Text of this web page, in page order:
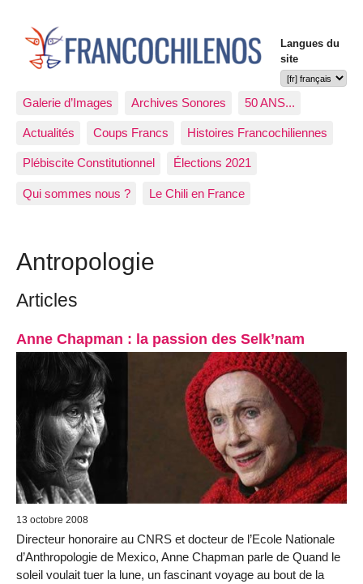
Langues du
site
Galerie d’Images Archives Sonores 50 ANS...
Actualités Coups Francs Histoires Francochiliennes
Plébiscite Constitutionnel Élections 2021
Qui sommes nous ? Le Chili en France
Antropologie
Articles
Anne Chapman : la passion des Selk’nam
13 octobre 2008
Directeur honoraire au CNRS et docteur de l’Ecole Nationale
d’Anthropologie de Mexico, Anne Chapman parle de Quand le
soleil voulait tuer la lune, un fascinant voyage au bout de la